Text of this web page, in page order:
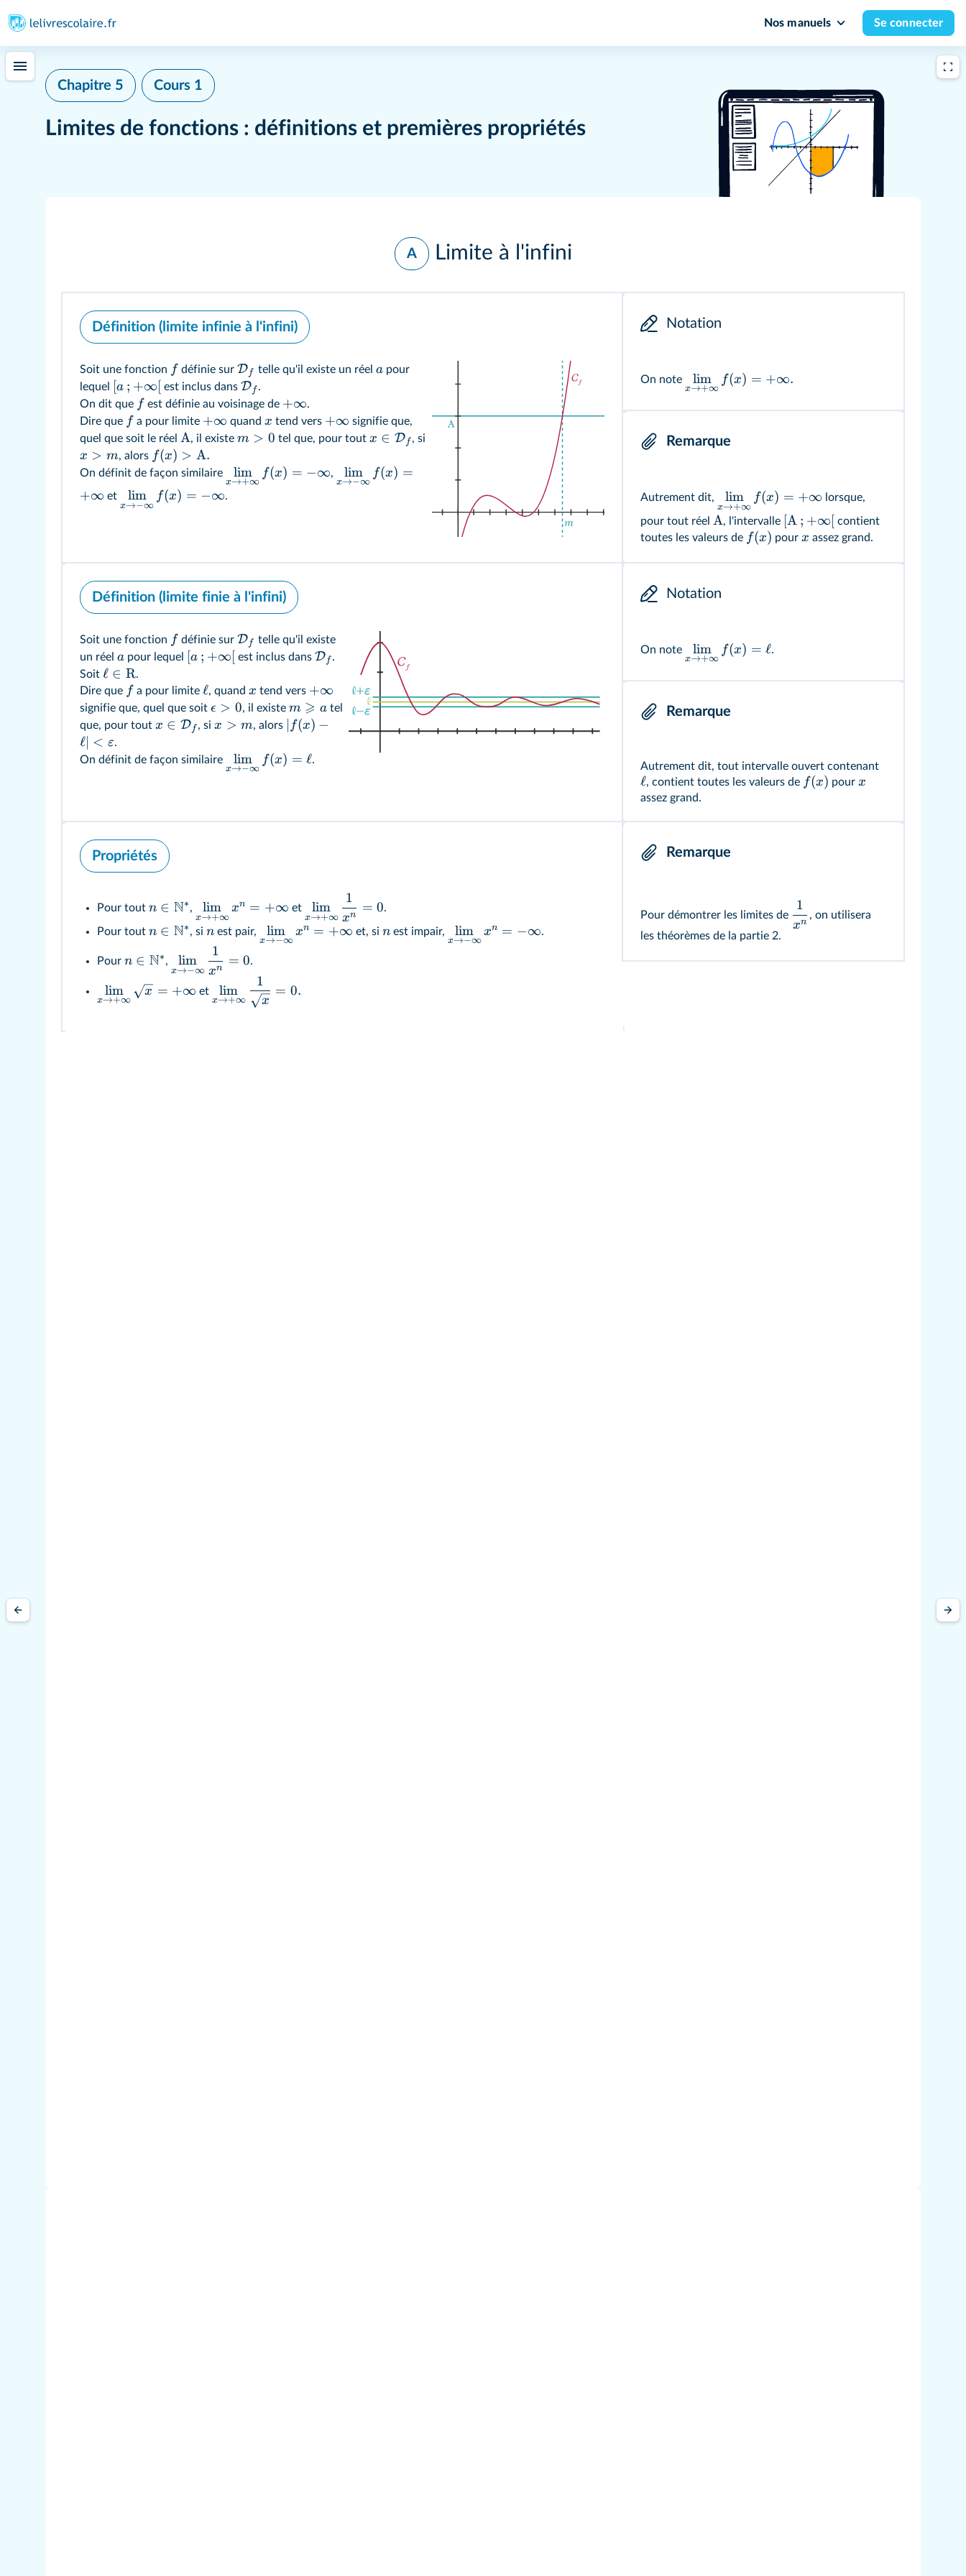
Nos manuels Se connecter
Chapitre 5 Cours 1
Limites de fonctions : définitions et premières propriétés
A Limite à l'infini
Définition (limite infinie à l'infini)
Soit une fonction f définie surDf telle qu'il existe un réel apour
lequel
[a ; +∞[ est inclus dans Df .
On dit que f est définie au voisinage de +∞.
Dire que f a pour limite +∞ quandx tend vers +∞ signifie que,
quel que soit le réel A, il existe m > 0 tel que, pour tout x ∈ Df , si
x > m, alors f(x) > A.
On définit de façon similaire
x→+∞
lim f(x) = −∞,
x→−∞
lim f(x) =
+∞ et
x→−∞
lim f(x) = −∞.
Notation
On note
x→+∞
lim f(x) = +∞.
Remarque
Autrement dit,
x→+∞
lim f(x) = +∞ lorsque,
pour tout réel A, l'intervalle [A ; +∞[ contient
toutes les valeurs de f(x) pourx assez grand.
Définition (limite finie à l'infini)
Soit une fonction f définie surDf telle qu'il existe
un réel a pour lequel [a ; +∞[ est inclus dans Df .
Soit ℓ ∈ R.
Dire que f a pour limiteℓ, quandx tend vers +∞
signifie que, quel que soit ϵ > 0, il existe m ⩾ atel
que, pour tout x ∈ Df , six > m, alors f(x) −
ℓ < ε.
On définit de façon similaire
x→−∞
lim f(x) = ℓ.
Notation
On note
x→+∞
lim f(x) = ℓ.
Remarque
Autrement dit, tout intervalle ouvert contenant
ℓ, contient toutes les valeurs de f(x) pourx
assez grand.
Propriétés
Pour tout n ∈ N∗,
x→+∞
lim xn = +∞ et
x→+∞
lim
xn
1
= 0.
Pour tout n ∈ N∗, si nest pair,
x→−∞
lim xn = +∞ et, si nest impair,
x→−∞
lim xn = −∞.
Pour n ∈ N∗,
x→−∞
lim
xn
1
= 0.
x→+∞
lim x = +∞ et
x→+∞
lim
x
1
= 0.
Remarque
Pour démontrer les limites de
xn
1
, on utilisera
les théorèmes de la partie 2.